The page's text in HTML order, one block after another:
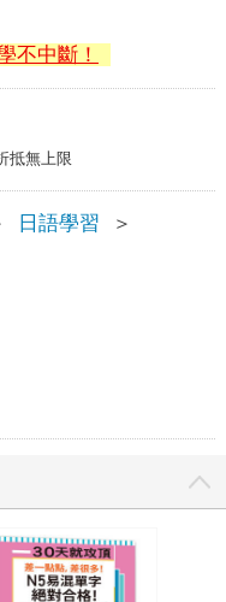
不中斷！
抵無上限
日語學習
＞